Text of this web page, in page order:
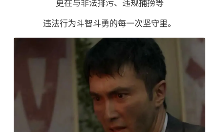
更在与非法排污、违规捕捞等
违法行为斗智斗勇的每一次坚守里。